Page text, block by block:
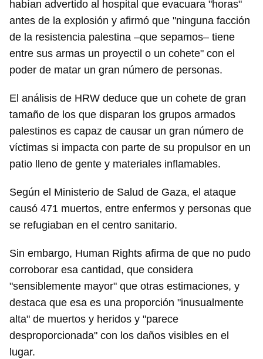
habían advertido al hospital que evacuara "horas"
antes de la explosión y afirmó que "ninguna facción
de la resistencia palestina –que sepamos– tiene
entre sus armas un proyectil o un cohete" con el
poder de matar un gran número de personas.
El análisis de HRW deduce que un cohete de gran
tamaño de los que disparan los grupos armados
palestinos es capaz de causar un gran número de
víctimas si impacta con parte de su propulsor en un
patio lleno de gente y materiales inflamables.
Según el Ministerio de Salud de Gaza, el ataque
causó 471 muertos, entre enfermos y personas que
se refugiaban en el centro sanitario.
Sin embargo, Human Rights afirma de que no pudo
corroborar esa cantidad, que considera
"sensiblemente mayor" que otras estimaciones, y
destaca que esa es una proporción "inusualmente
alta" de muertos y heridos y "parece
desproporcionada" con los daños visibles en el
lugar.